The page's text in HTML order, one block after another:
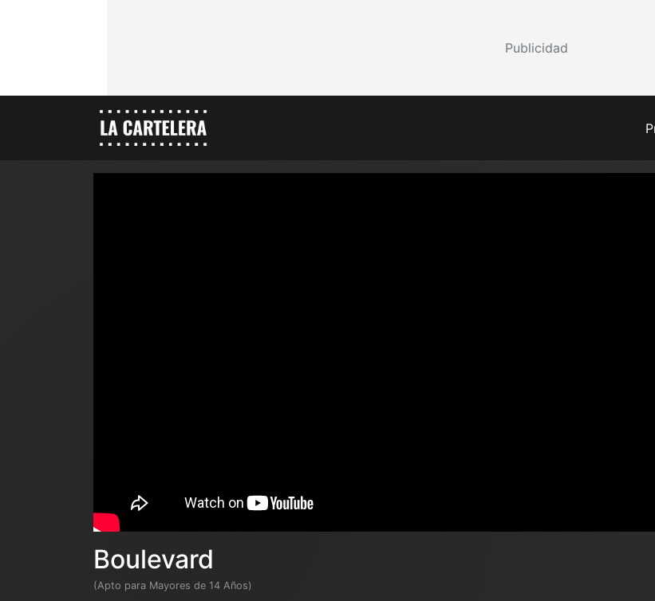
Publicidad
Boulevard
(Apto para Mayores de 14 Años)